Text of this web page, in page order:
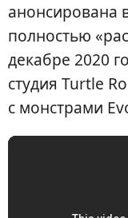
анонсирована
полностью
декабре 2020
студия Turtle
с монстрами